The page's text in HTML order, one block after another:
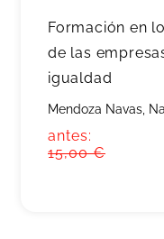
Formación en
de las
igualdad
Mendoza Navas,
antes:
15,00 €